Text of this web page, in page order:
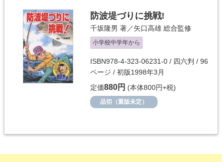
防波堤づりに挑戦!
千坂隆男 著／矢口高雄 総合監修
小学校中学年から
ISBN978-4-323-06231-0 / 四六判 / 96
ページ / 初版1998年3月
定価880円 (本体800円+税)
品切（重版未定）